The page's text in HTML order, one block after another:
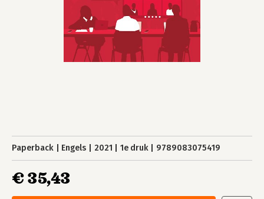
Paperback Engels 2021 1e druk 9789083075419
€ 35,43